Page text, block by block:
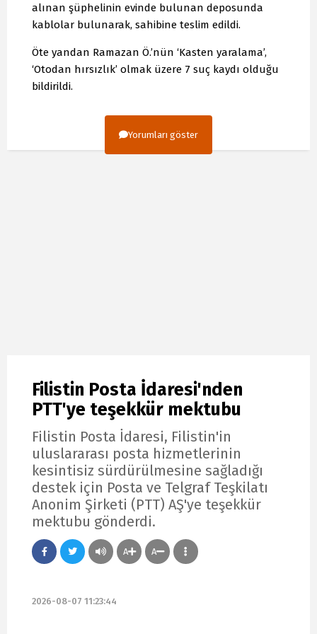
alınan şüphelinin evinde bulunan deposunda
kablolar bulunarak, sahibine teslim edildi.
Öte yandan Ramazan Ö.’nün ‘Kasten yaralama’,
‘Otodan hırsızlık’ olmak üzere 7 suç kaydı olduğu
bildirildi.
Yorumları göster
Filistin Posta İdaresi'nden
PTT'ye teşekkür mektubu
Filistin Posta İdaresi, Filistin'in
uluslararası posta hizmetlerinin
kesintisiz sürdürülmesine sağladığı
destek için Posta ve Telgraf Teşkilatı
Anonim Şirketi (PTT) AŞ'ye teşekkür
mektubu gönderdi.
A A
2026-08-07 11:23:44